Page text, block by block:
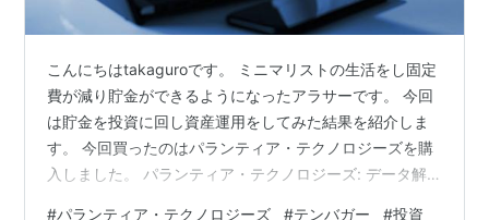
こんにちはtakaguroです。 ミニマリストの生活をし固定
費が減り貯金ができるようになったアラサーです。 今回
は貯金を投資に回し資産運用をしてみた結果を紹介しま
す。 今回買ったのはパランティア・テクノロジーズを購
入しました。 パランティア・テクノロジーズ: データ解
#パランティア・テクノロジーズ #テンバガー #投資